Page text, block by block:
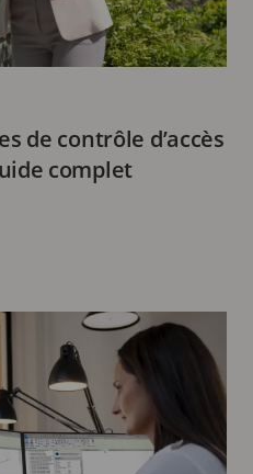
de contrôle d’accès
complet